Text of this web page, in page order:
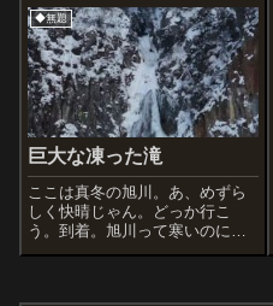
◆無題
巨大な凍った滝
ここは真冬の旭川。あ、めずら
しく快晴じゃん。どっか行こ
う。到着。旭川って寒いのに、
ここはもっと寒い。層雲峡。